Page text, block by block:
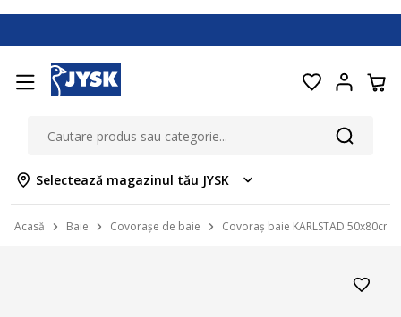
Selectează magazinul tău JYSK
Acasă Baie Covorașe de baie Covoraș baie KARLSTAD 50x80cm